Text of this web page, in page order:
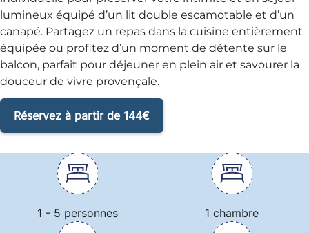
lumineux équipé d’un lit double escamotable et d’un
canapé. Partagez un repas dans la cuisine entièrement
équipée ou profitez d’un moment de détente sur le
balcon, parfait pour déjeuner en plein air et savourer la
douceur de vivre provençale.
Réservez à partir de 144€
1 - 5 personnes 1 chambre